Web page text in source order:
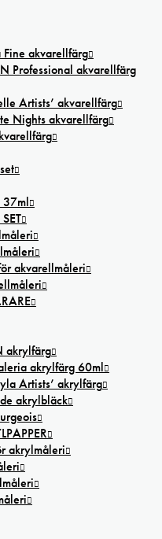
Fine akvarellfärg
Professional akvarellfärg
Artists’ akvarellfärg
Nights akvarellfärg
37ml
akvarellmåleri
akrylfärg
akrylfärg 60ml
Artists’ akrylfärg
akrylbläck
akrylmåleri